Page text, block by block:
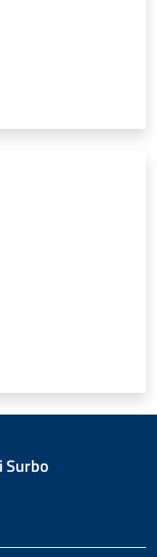
Surbo